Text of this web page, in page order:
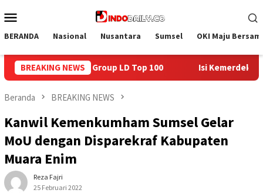
ke
Mobile
BERANDA Nasional Nusantara Sumsel OKI Maju
BREAKING NEWS
Isi Kemerdekaan dengan Kepedulian, Lapas Sekayu
Beranda BREAKING NEWS
Kanwil Kemenkumham Sumsel Gelar
MoU dengan Disparekraf Kabupaten
Muara Enim
Reza Fajri
25 Februari 2022